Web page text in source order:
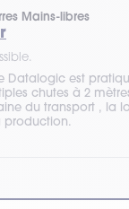
Mains-libres
Datalogic est
chutes à 2
du transport , la
production.